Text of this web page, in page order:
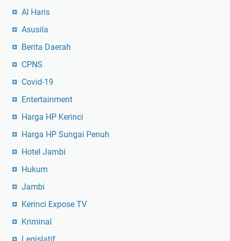
Al Haris
Asusila
Berita Daerah
CPNS
Covid-19
Entertainment
Harga HP Kerinci
Harga HP Sungai Penuh
Hotel Jambi
Hukum
Jambi
Kerinci Expose TV
Kriminal